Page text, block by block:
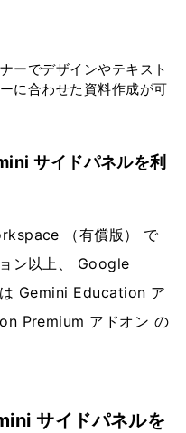
ーでデザインやテキスト
に合わせた資料作成が可
サイドパネルを利
（有償版） で
ン以上、 Google
Gemini Education ア
Premium アドオン の
サイドパネルを